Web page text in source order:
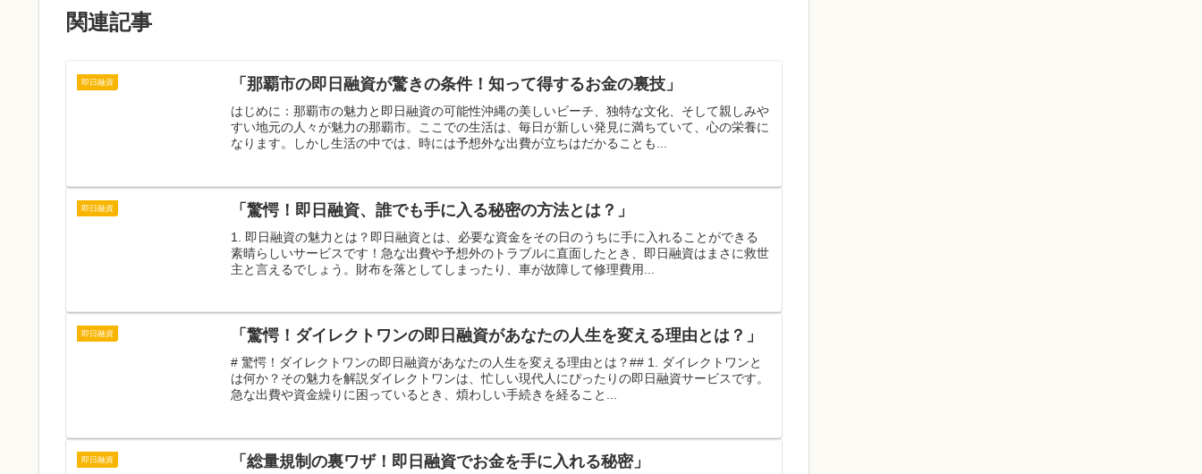
関連記事
即日融資 「那覇市の即日融資が驚きの条件！知って得するお金の裏技」
はじめに：那覇市の魅力と即日融資の可能性沖縄の美しいビーチ、独特な文化、そして親しみや
すい地元の人々が魅力の那覇市。ここでの生活は、毎日が新しい発見に満ちていて、心の栄養に
なります。しかし生活の中では、時には予想外な出費が立ちはだかることも...
即日融資 「驚愕！即日融資、誰でも手に入る秘密の方法とは？」
1. 即日融資の魅力とは？即日融資とは、必要な資金をその日のうちに手に入れることができる
素晴らしいサービスです！急な出費や予想外のトラブルに直面したとき、即日融資はまさに救世
主と言えるでしょう。財布を落としてしまったり、車が故障して修理費用...
即日融資 「驚愕！ダイレクトワンの即日融資があなたの人生を変える理由とは？」
# 驚愕！ダイレクトワンの即日融資があなたの人生を変える理由とは？## 1. ダイレクトワンと
は何か？その魅力を解説ダイレクトワンは、忙しい現代人にぴったりの即日融資サービスです。
急な出費や資金繰りに困っているとき、煩わしい手続きを経ること...
即日融資 「総量規制の裏ワザ！即日融資でお金を手に入れる秘密」